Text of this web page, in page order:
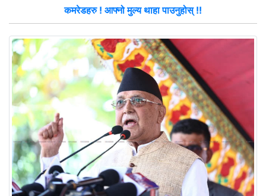
कमरेडहरु ! आफ्नो मुल्य थाहा पाउनुहोस् !!